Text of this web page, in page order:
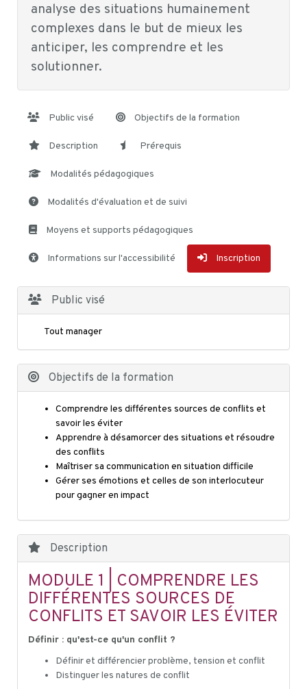
analyse des situations humainement
complexes dans le but de mieux les
anticiper, les comprendre et les
solutionner.
Public visé Objectifs de la formation
Description Prérequis
Modalités pédagogiques
Modalités d'évaluation et de suivi
Moyens et supports pédagogiques
Informations sur l'accessibilité Inscription
Public visé
Tout manager
Objectifs de la formation
Comprendre les différentes sources de conflits et
savoir les éviter
Apprendre à désamorcer des situations et résoudre
des conflits
Maîtriser sa communication en situation difficile
Gérer ses émotions et celles de son interlocuteur
pour gagner en impact
Description
MODULE 1 | COMPRENDRE LES
DIFFÉRENTES SOURCES DE
CONFLITS ET SAVOIR LES ÉVITER
Définir : qu'est-ce qu'un conflit ?
Définir et différencier problème, tension et conflit
Distinguer les natures de conflit